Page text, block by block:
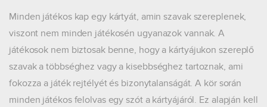
Minden játékos kap egy kártyát, amin szavak szereplenek,
viszont nem minden játékosén ugyanazok vannak. A
játékosok nem biztosak benne, hogy a kártyájukon szereplő
szavak a többséghez vagy a kisebbséghez tartoznak, ami
fokozza a játék rejtélyét és bizonytalanságát. A kör során
minden játékos felolvas egy szót a kártyájáról. Ez alapján kell